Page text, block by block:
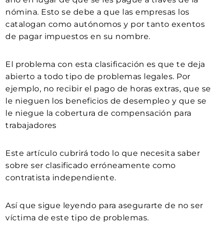
nómina. Esto se debe a que las empresas los
catalogan como autónomos y por tanto exentos
de pagar impuestos en su nombre.
El problema con esta clasificación es que te deja
abierto a todo tipo de problemas legales. Por
ejemplo, no recibir el pago de horas extras, que se
le nieguen los beneficios de desempleo y que se
le niegue la cobertura de compensación para
trabajadores
Este artículo cubrirá todo lo que necesita saber
sobre ser clasificado erróneamente como
contratista independiente.
Así que sigue leyendo para asegurarte de no ser
víctima de este tipo de problemas.